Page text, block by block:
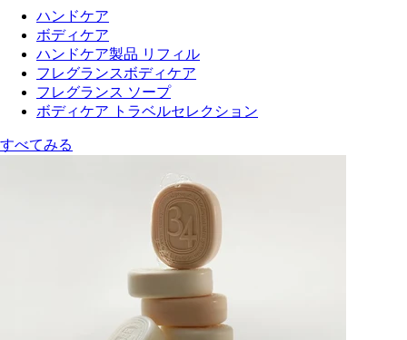
ハンドケア
ボディケア
ハンドケア製品 リフィル
フレグランスボディケア
フレグランス ソープ
ボディケア トラベルセレクション
すべてみる